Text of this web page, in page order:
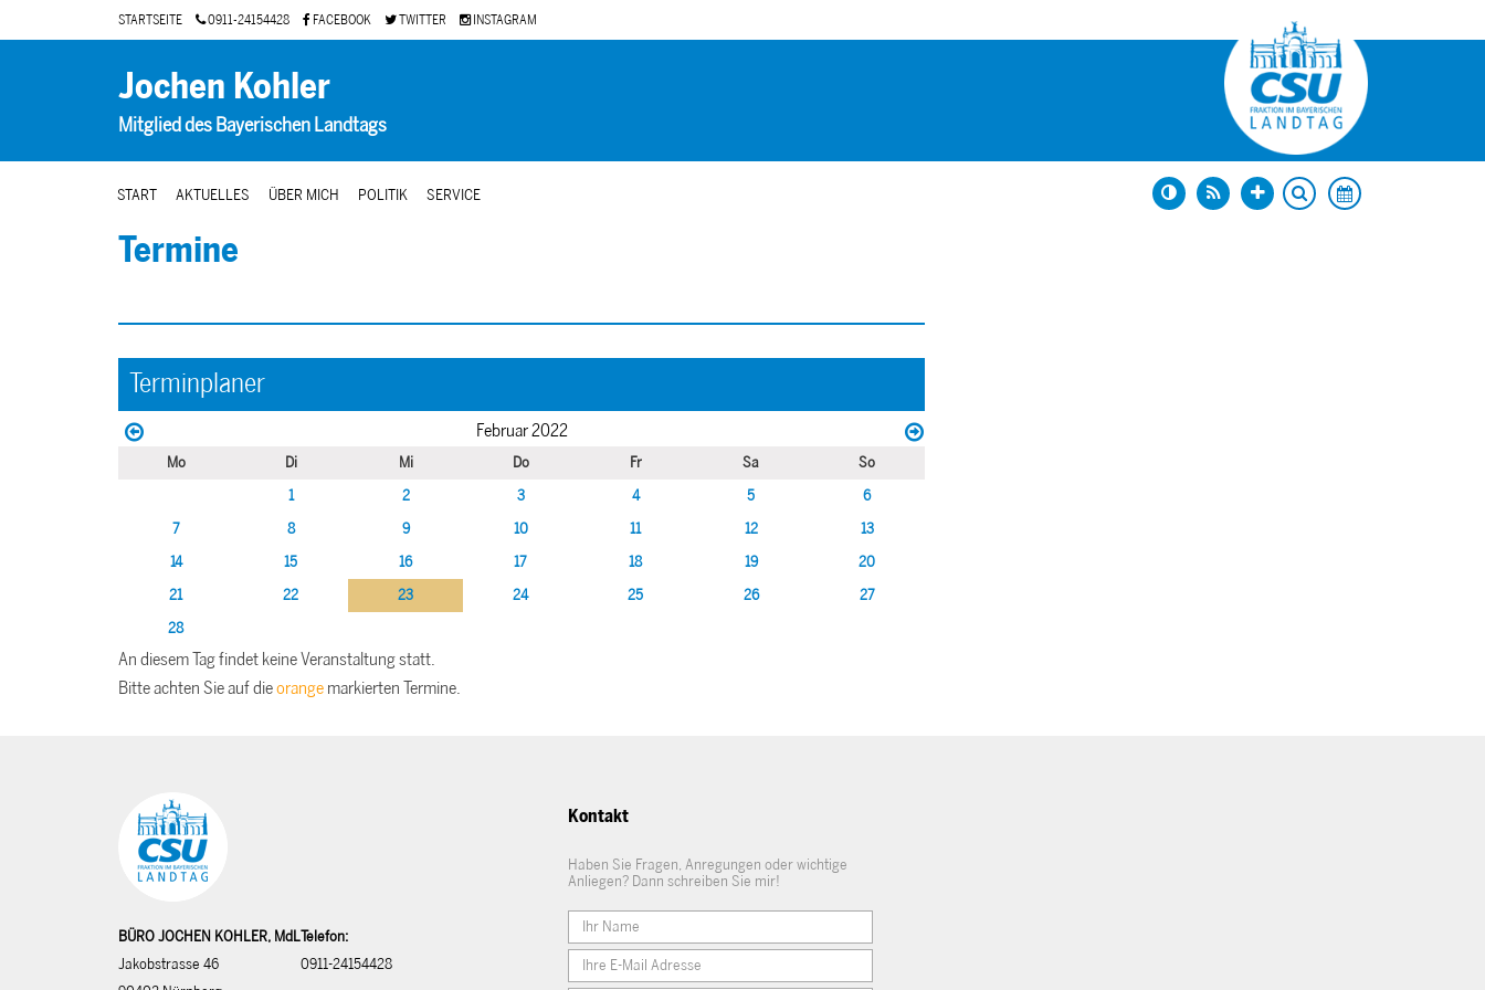
STARTSEITE 0911-24154428 FACEBOOK TWITTER INSTAGRAM
Jochen Kohler
Mitglied des Bayerischen Landtags
START AKTUELLES ÜBER MICH POLITIK SERVICE
Termine
Terminplaner
Februar 2022
Mo Di Mi Do Fr Sa
So
1
2 3 4 5
6
7
8 9 10 11 12
13
14
15 16 17 18 19
20
21
22 23 24 25 26
27
28
An diesem Tag findet keine Veranstaltung statt.
Bitte achten Sie auf dieorange markierten Termine.
BÜRO JOCHEN KOHLER, MdL
Jakobstrasse 46
Telefon:
0911-24154428
Kontakt
Haben Sie Fragen, Anregungen oder wichtige
Anliegen? Dann schreiben Sie mir!